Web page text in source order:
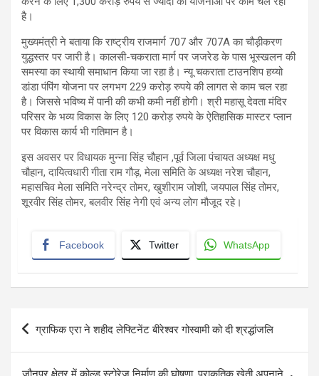
है।
मुख्यमंत्री ने बताया कि राष्ट्रीय राजमार्ग 707 और 707A का चौड़ीकरण
युद्धस्तर पर जारी है। कालसी-चकराता मार्ग पर जजरेड के पास भूस्खलन की
समस्या का स्थायी समाधान किया जा रहा है। न्यू चकराता टाउनशिप हय्यो
डांडा पंपिंग योजना पर लगभग 229 करोड़ रुपये की लागत से काम चल रहा
है। जिससे भविष्य में पानी की कभी कमी नहीं होगी। श्री महासू देवता मंदिर
परिसर के भव्य विकास के लिए 120 करोड़ रुपये के ऐतिहासिक मास्टर प्लान
पर विकास कार्य भी गतिमान है।
इस अवसर पर विधायक मुन्ना सिंह चौहान ,पूर्व जिला पंचायत अध्यक्ष मधु
चौहान, दायित्वधारी गीता राम गौड़, मेला समिति के अध्यक्ष नरेश चौहान,
महासचिव मेला समिति नरेन्द्र तोमर, खुशीराम जोशी, जयपाल सिंह तोमर,
शूरवीर सिंह तोमर, बलवीर सिंह नेगी एवं अन्य लोग मौजूद रहे।
Facebook Twitter WhatsApp
Post
navigation
ग्राफिक एरा ने शहीद लेफ्टिनेंट बीरेश्वर गोस्वामी को दी श्रद्धांजलि